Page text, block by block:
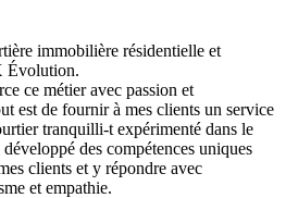
immobilière résidentielle et
Évolution.
ce métier avec passion et
est de fournir à mes clients un service
tranquilli-t expérimenté dans le
des compétences uniques
clients et y répondre avec
et empathie.